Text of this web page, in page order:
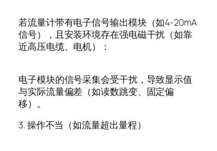
若流量计带有电子信号输出模块（如4-20mA
信号），且安装环境存在强电磁干扰（如靠
近高压电缆、电机）：
电子模块的信号采集会受干扰，导致显示值
与实际流量偏差（如读数跳变、固定偏
移）。
3.操作不当（如流量超出量程）